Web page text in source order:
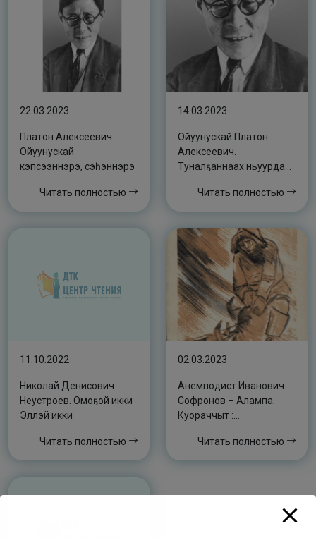
22.03.2023
Платон Алексеевич
Ойуунускай
кэпсээннэрэ, сэһэннэрэ
Читать полностью
14.03.2023
Ойуунускай Платон
Алексеевич.
Туналҕаннаах ньуурдаах
[аудиоолоҥхо]
Читать полностью
11.10.2022
Николай Денисович
Неустроев. Омоҕой икки
Эллэй икки
Читать полностью
02.03.2023
Анемподист Иванович
Софронов – Алампа.
Куораччыт :
Читать полностью